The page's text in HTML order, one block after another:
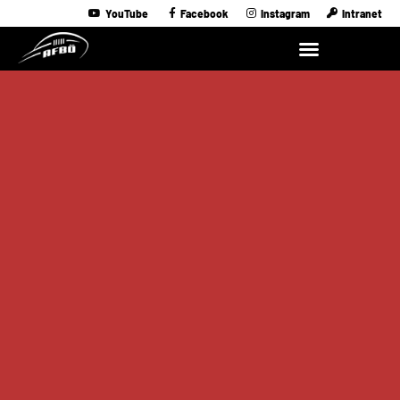
YouTube Facebook Instagram Intranet